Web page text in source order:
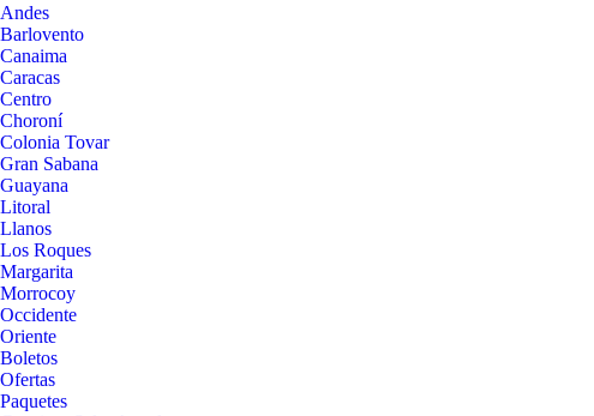
Andes
Barlovento
Canaima
Caracas
Centro
Choroní
Colonia Tovar
Gran Sabana
Guayana
Litoral
Llanos
Los Roques
Margarita
Morrocoy
Occidente
Oriente
Boletos
Ofertas
Paquetes